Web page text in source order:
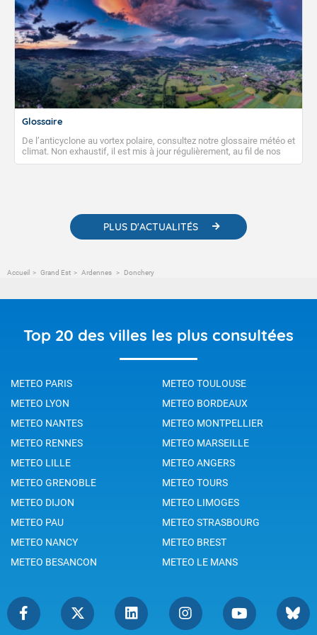
Glossaire
De l’anticyclone au vortex polaire, consultez notre glossaire météo et
climat. Non exhaustif, il est mis à jour régulièrement, au fil de nos
publications. Vous y trouverez également des liens utiles vers nos
PLUS D'ACTUALITÉS
Accueil Grand Est Ardennes Donchery
Top 20 des villes les plus consultées
METEO PARIS
METEO TOULOUSE
METEO LYON
METEO BORDEAUX
METEO NANTES
METEO MONTPELLIER
METEO RENNES
METEO MARSEILLE
METEO LILLE
METEO ANGERS
METEO GRENOBLE
METEO TOURS
METEO DIJON
METEO LIMOGES
METEO PAU
METEO STRASBOURG
METEO NANCY
METEO BREST
METEO BESANCON
METEO LE MANS